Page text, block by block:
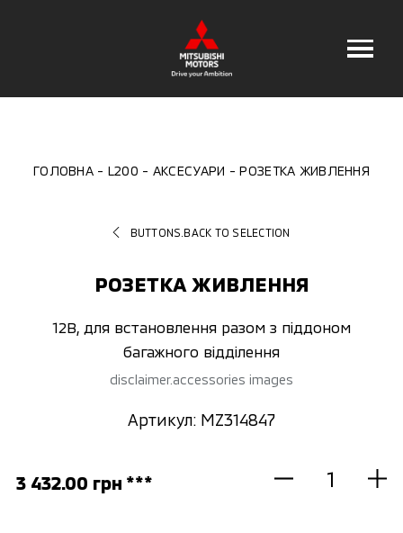
ГОЛОВНА L200 АКСЕСУАРИ РОЗЕТКА ЖИВЛЕННЯ
BUTTONS.BACK TO SELECTION
РОЗЕТКА ЖИВЛЕННЯ
12В, для встановлення разом з піддоном
багажного відділення
disclaimer.accessories images
Артикул: MZ314847
3 432.00 грн ***